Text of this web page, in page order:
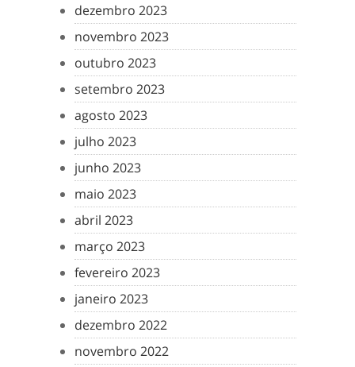
dezembro 2023
novembro 2023
outubro 2023
setembro 2023
agosto 2023
julho 2023
junho 2023
maio 2023
abril 2023
março 2023
fevereiro 2023
janeiro 2023
dezembro 2022
novembro 2022